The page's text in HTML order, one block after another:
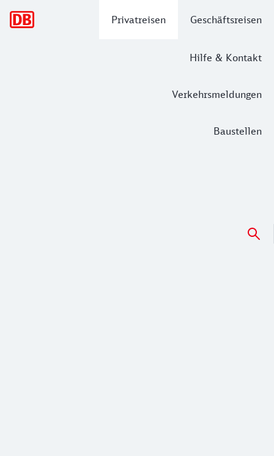
Privatreisen Geschäftsreisen
Hilfe & Kontakt
Verkehrsmeldungen
Baustellen